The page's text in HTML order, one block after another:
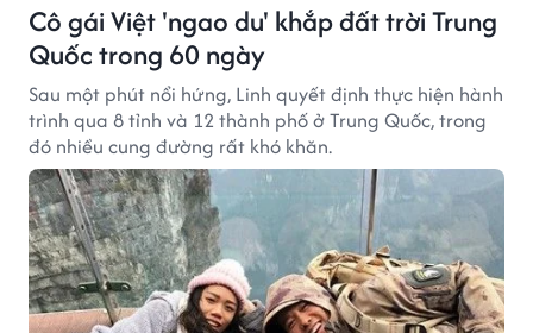
Cô gái Việt 'ngao du' khắp đất trời Trung
Quốc trong 60 ngày
Sau một phút nổi hứng, Linh quyết định thực hiện hành
trình qua 8 tỉnh và 12 thành phố ở Trung Quốc, trong
đó nhiều cung đường rất khó khăn.